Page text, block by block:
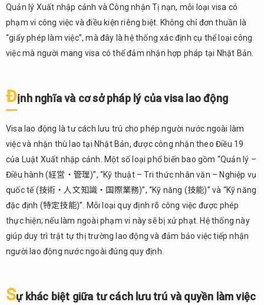
lao
động
1.2.
Sự
tư
lưu
trú và
quyền
làm
việc
1.3.
Các
trường
hợp
động
Quản lý Xuất nhập cảnh và Công nhận Tị nạn, mỗi loại visa có
phạm vi công việc và điều kiện riêng biệt. Không chỉ đơn thuần là
“giấy phép làm việc”, mà đây là hệ thống xác định cụ thể loại công
việc mà người mang visa có thể đảm nhận hợp pháp tại Nhật Bản.
Định nghĩa và cơ sở pháp lý của visa lao động
Visa lao động là tư cách lưu trú cho phép người nước ngoài làm
việc và nhận thù lao tại Nhật Bản, được công nhận theo Điều 19
của Luật Xuất nhập cảnh. Một số loại phổ biến bao gồm “Quản lý –
Điều hành (経営・管理)”, “Kỹ thuật – Tri thức nhân văn – Nghiệp vụ
quốc tế (技術・人文知識・国際業務)”, “Kỹ năng (技能)” và “Kỹ năng
đặc định (特定技能)”. Mỗi loại quy định rõ công việc được phép
thực hiện; nếu làm ngoài phạm vi này sẽ bị xử phạt. Hệ thống này
giúp duy trì trật tự thị trường lao động và đảm bảo việc tiếp nhận
người lao động nước ngoài đúng quy định.
Sự khác biệt giữa tư cách lưu trú và quyền làm việc